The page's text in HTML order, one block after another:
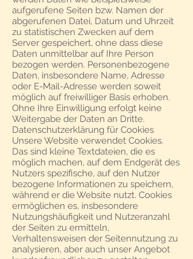
aufgerufene Seiten bzw. Namen der
abgerufenen Datei, Datum und Uhrzeit
zu statistischen Zwecken auf dem
Server gespeichert, ohne dass diese
Daten unmittelbar auf Ihre Person
bezogen werden. Personenbezogene
Daten, insbesondere Name, Adresse
oder E-Mail-Adresse werden soweit
möglich auf freiwilliger Basis erhoben.
Ohne Ihre Einwilligung erfolgt keine
Weitergabe der Daten an Dritte.
Datenschutzerklärung für Cookies
Unsere Website verwendet Cookies.
Das sind kleine Textdateien, die es
möglich machen, auf dem Endgerät des
Nutzers spezifische, auf den Nutzer
bezogene Informationen zu speichern,
während er die Website nutzt. Cookies
ermöglichen es, insbesondere
Nutzungshäufigkeit und Nutzeranzahl
der Seiten zu ermitteln,
Verhaltensweisen der Seitennutzung zu
analysieren, aber auch unser Angebot